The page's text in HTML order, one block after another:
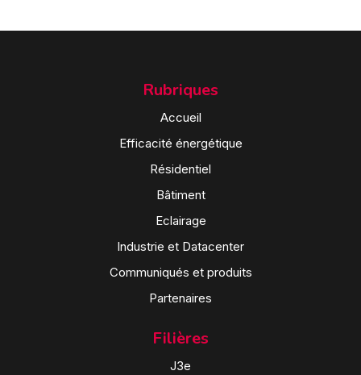
Rubriques
Accueil
Efficacité énergétique
Résidentiel
Bâtiment
Eclairage
Industrie et Datacenter
Communiqués et produits
Partenaires
Filières
J3e